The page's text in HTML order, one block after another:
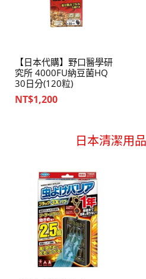
【日本代購】野口醫學研
究所 4000FU納豆菌HQ
30日分(120粒)
NT$1,200
日本清潔用